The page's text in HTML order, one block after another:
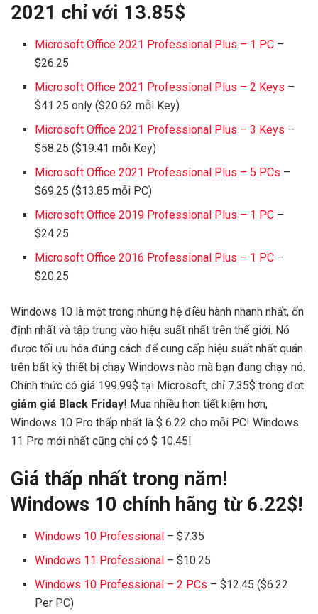
2021 chỉ với 13.85$
Microsoft Office 2021 Professional Plus – 1 PC –
$26.25
Microsoft Office 2021 Professional Plus – 2 Keys –
$41.25 only ($20.62 mỗi Key)
Microsoft Office 2021 Professional Plus – 3 Keys –
$58.25 ($19.41 mỗi Key)
Microsoft Office 2021 Professional Plus – 5 PCs –
$69.25 ($13.85 mỗi PC)
Microsoft Office 2019 Professional Plus – 1 PC –
$24.25
Microsoft Office 2016 Professional Plus – 1 PC –
$20.25
Windows 10 là một trong những hệ điều hành nhanh nhất, ổn
định nhất và tập trung vào hiệu suất nhất trên thế giới. Nó
được tối ưu hóa đúng cách để cung cấp hiệu suất nhất quán
trên bất kỳ thiết bị chạy Windows nào mà bạn đang chạy nó.
Chính thức có giá 199.99$ tại Microsoft, chỉ 7.35$ trong đợt
giảm giá Black Friday! Mua nhiều hơn tiết kiệm hơn,
Windows 10 Pro thấp nhất là $ 6.22 cho mỗi PC! Windows
11 Pro mới nhất cũng chỉ có $ 10.45!
Giá thấp nhất trong năm!
Windows 10 chính hãng từ 6.22$!
Windows 10 Professional – $7.35
Windows 11 Professional – $10.25
Windows 10 Professional – 2 PCs – $12.45 ($6.22
Per PC)